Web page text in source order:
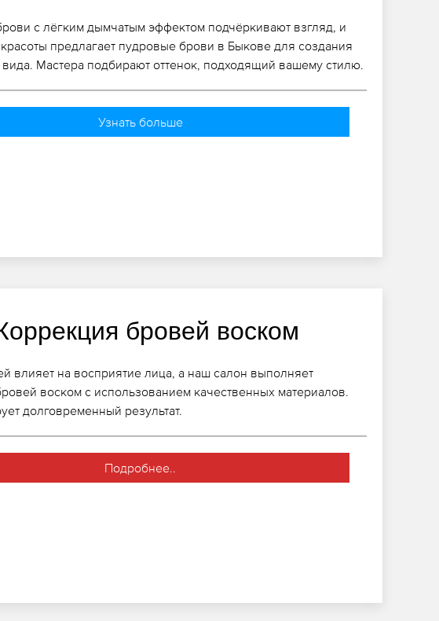
с лёгким дымчатым эффектом подчёркивают взгляд, и
предлагает пудровые брови в Быкове для создания
вида. Мастера подбирают оттенок, подходящий вашему стилю.
Узнать больше
бровей воском
влияет на восприятие лица, а наш салон выполняет
воском с использованием качественных материалов.
долговременный результат.
Подробнее..